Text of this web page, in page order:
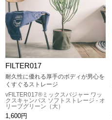
FILTER017
耐久性に優れる厚手のボディが男心を
くすぐるストレージ
vFILTER017®ミックスバジャー ワッ
クスキャンバス ソフトストレージ - オ
リーブグリーン（大）
1,600円